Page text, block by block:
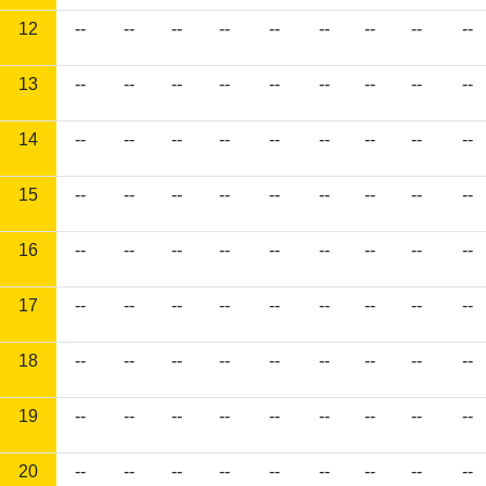
12 -- -- -- -- -- -- -- -- --
13 -- -- -- -- -- -- -- -- --
14 -- -- -- -- -- -- -- -- --
15 -- -- -- -- -- -- -- -- --
16 -- -- -- -- -- -- -- -- --
17 -- -- -- -- -- -- -- -- --
18 -- -- -- -- -- -- -- -- --
19 -- -- -- -- -- -- -- -- --
20 -- -- -- -- -- -- -- -- --